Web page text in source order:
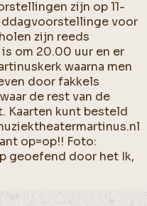
zijn op 11-
voor
zijn reeds
om 20.00 uur en er
waarna men
door fakkels
de rest van de
Kaarten kunt besteld
op=op!! Foto:
geoefend door het Ik,